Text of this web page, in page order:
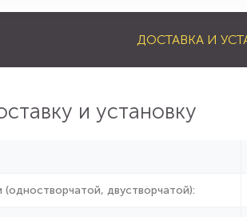
ДОСТАВКА И
и установку
(одностворчатой, двустворчатой):